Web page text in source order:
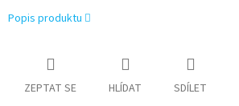
Popis produktu
ZEPTAT SE HLÍDAT SDÍLET